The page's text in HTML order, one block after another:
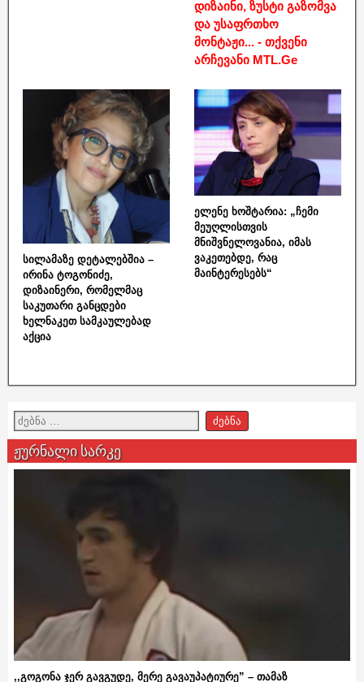
დიზაინი, ზუსტი გაზომვა
და უსაფრთხო
მონტაჟი... - თქვენი
არჩევანი MTL.Ge
სილამაზე დეტალებშია –
ირინა ტოგონიძე,
დიზაინერი, რომელმაც
საკუთარი განცდები
ხელნაკეთ სამკაულებად
აქცია
ელენე ხოშტარია: „ჩემი
მეუღლისთვის
მნიშვნელოვანია, იმას
ვაკეთებდე, რაც
მაინტერესებს“
ჟურნალი სარკე
,,გოგონა ჯერ გავგუდე, მერე გავაუპატიურე” – თამაზ